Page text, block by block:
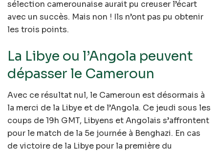
sélection camerounaise aurait pu creuser l’écart
avec un succès. Mais non ! Ils n’ont pas pu obtenir
les trois points.
La Libye ou l’Angola peuvent
dépasser le Cameroun
Avec ce résultat nul, le Cameroun est désormais à
la merci de la Libye et de l’Angola. Ce jeudi sous les
coups de 19h GMT, Libyens et Angolais s’affrontent
pour le match de la 5e journée à Benghazi. En cas
de victoire de la Libye pour la première du